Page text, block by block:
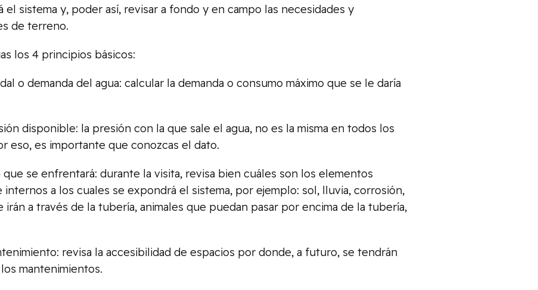
el sistema y, poder así, revisar a fondo y en campo las necesidades y
de terreno.
los 4 principios básicos:
demanda del agua: calcular la demanda o consumo máximo que se le daría
la presión con la que sale el agua, no es la misma en todos los
eso, es importante que conozcas el dato.
enfrentará: durante la visita, revisa bien cuáles son los elementos
a los cuales se expondrá el sistema, por ejemplo: sol, lluvia, corrosión,
irán a través de la tubería, animales que puedan pasar por encima de la tubería,
revisa la accesibilidad de espacios por donde, a futuro, se tendrán
mantenimientos.